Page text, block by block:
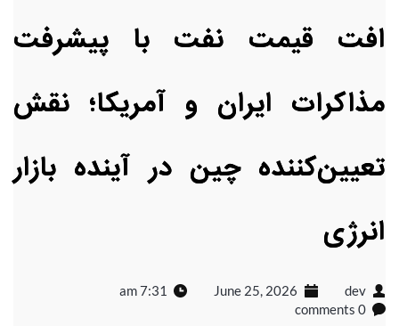
افت قیمت نفت با پیشرفت
مذاکرات ایران و آمریکا؛ نقش
تعیین‌کننده چین در آینده بازار
انرژی
dev
June 25, 2026
7:31 am
0 comments